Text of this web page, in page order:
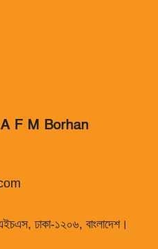
F M Borhan
ঢাকা-১২০৬, বাংলাদেশ।